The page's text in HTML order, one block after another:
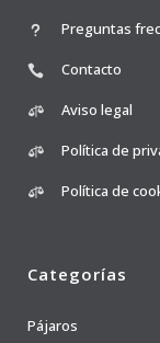
Preguntas
Contacto
Aviso legal
Política de
Política de
Categorías
Pájaros